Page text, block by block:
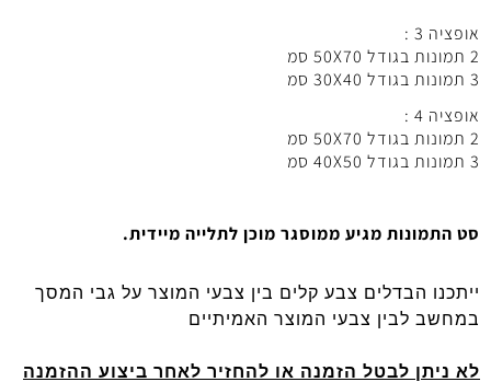
אופציה 3 :
2 תמונות בגודל 50X70 סמ
3 תמונות בגודל 30X40 סמ
אופציה 4 :
2 תמונות בגודל 50X70 סמ
3 תמונות בגודל 40X50 סמ
סט התמונות מגיע ממוסגר מוכן לתלייה מיידית.
ייתכנו הבדלים צבע קלים בין צבעי המוצר על גבי המסך
במחשב לבין צבעי המוצר האמיתיים
לא ניתן לבטל הזמנה או להחזיר לאחר ביצוע ההזמנה